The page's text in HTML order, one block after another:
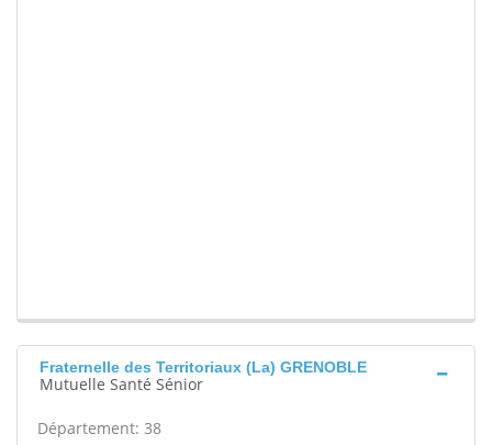
Fraternelle des Territoriaux (La) GRENOBLE
Mutuelle Santé Sénior
Département: 38